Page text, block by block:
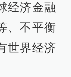
经济金融
、不平衡
世界经济